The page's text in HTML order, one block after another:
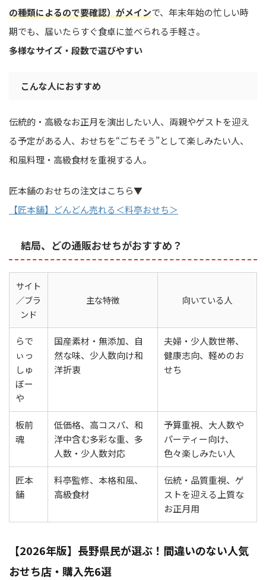
の種類によるので要確認）がメインで、年末年始の忙しい時
期でも、届いたらすぐ食卓に並べられる手軽さ。
多様なサイズ・段数で選びやすい
こんな人におすすめ
伝統的・高級なお正月を演出したい人、両親やゲストを迎え
る予定がある人、おせちを“ごちそう”として楽しみたい人、
和風料理・高級食材を重視する人。
匠本舗のおせちの注文はこちら▼
【匠本舗】どんどん売れる＜料亭おせち＞
結局、どの通販おせちがおすすめ？
サイト
／ブラ
ンド
主な特徴 向いている人
らで
ぃっ
しゅ
ぼー
や
国産素材・無添加、自
然な味、少人数向け和
洋折衷
夫婦・少人数世帯、
健康志向、軽めのお
せち
板前
魂
低価格、高コスパ、和
洋中含む多彩な重、多
人数・少人数対応
予算重視、大人数や
パーティー向け、
色々楽しみたい人
匠本
舗
料亭監修、本格和風、
高級食材
伝統・品質重視、ゲ
ストを迎える上質な
お正月用
【2026年版】長野県民が選ぶ！間違いのない人気
おせち店・購入先6選